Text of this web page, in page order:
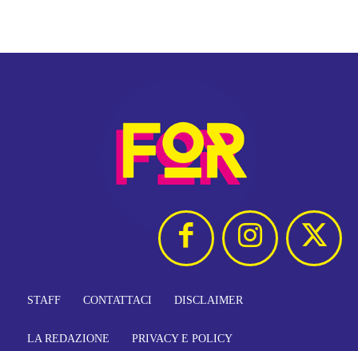
STAFF CONTATTACI DISCLAIMER
LA REDAZIONE PRIVACY E POLICY